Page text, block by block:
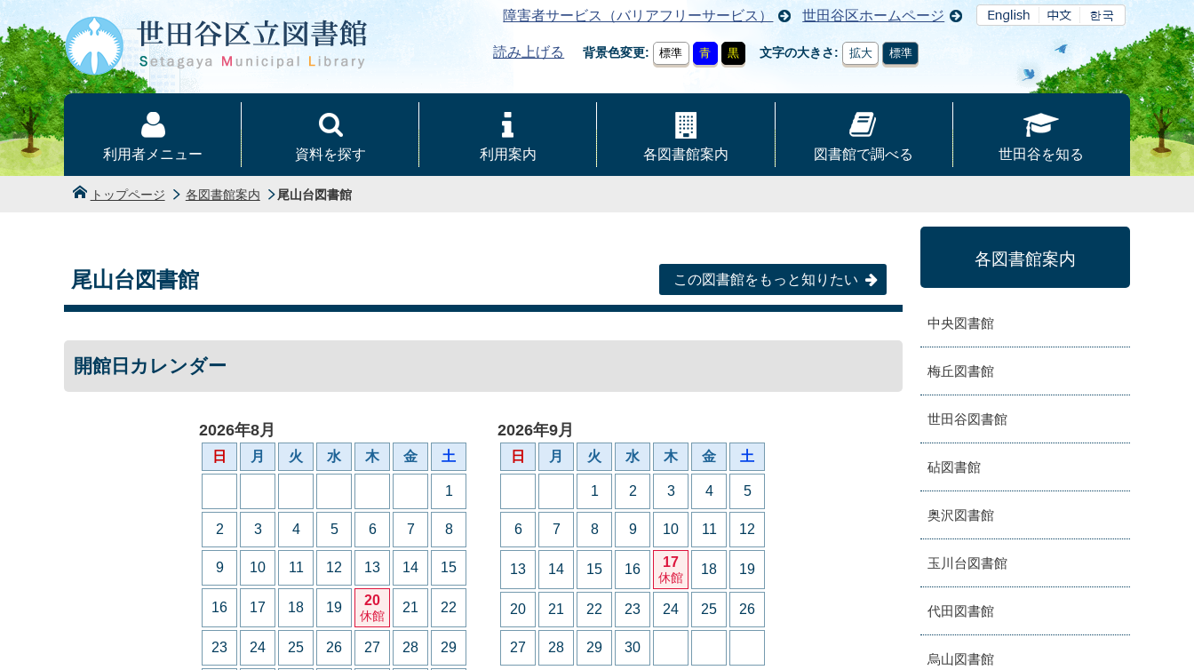
本文へ
障害者サービス（バリアフリーサービス） 世田谷区ホームページ
読み上げる 背景色変更 標準 青 黒 文字の大きさ 拡大 標準
利用者メニュー 資料を探す 利用案内 各図書館案内 図書館で調べる 世田谷を知る
トップページ 各図書館案内 尾山台図書館
尾山台図書館 この図書館をもっと知りたい
開館日カレンダー
2026年8月
日 月 火 水 木 金 土
1
2 3 4 5 6 7 8
9 10 11 12 13 14 15
16 17 18 19 20
休館
21 22
23 24 25 26 27 28 29
2026年9月
日 月 火 水 木 金 土
1 2 3 4 5
6 7 8 9 10 11 12
13 14 15 16 17
休館
18 19
20 21 22 23 24 25 26
27 28 29 30
各図書館案内
中央図書館
梅丘図書館
世田谷図書館
砧図書館
奥沢図書館
玉川台図書館
代田図書館
烏山図書館